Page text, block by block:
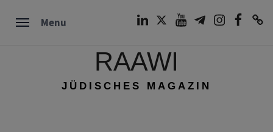
Menu
RAAWI
JÜDISCHES MAGAZIN